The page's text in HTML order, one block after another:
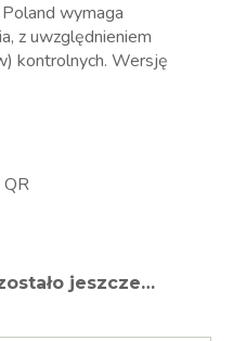
wymaga
z uwzględnieniem
kontrolnych. Wersję
jeszcze…